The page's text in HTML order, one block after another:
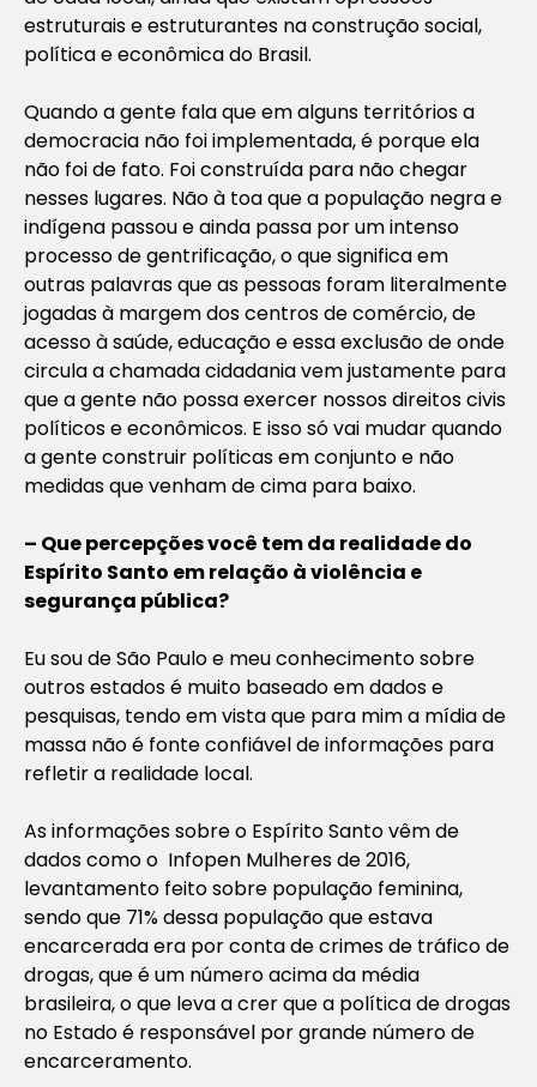
estruturais e estruturantes na construção social,
política e econômica do Brasil.
Quando a gente fala que em alguns territórios a
democracia não foi implementada, é porque ela
não foi de fato. Foi construída para não chegar
nesses lugares. Não à toa que a população negra e
indígena passou e ainda passa por um intenso
processo de gentrificação, o que significa em
outras palavras que as pessoas foram literalmente
jogadas à margem dos centros de comércio, de
acesso à saúde, educação e essa exclusão de onde
circula a chamada cidadania vem justamente para
que a gente não possa exercer nossos direitos civis
políticos e econômicos. E isso só vai mudar quando
a gente construir políticas em conjunto e não
medidas que venham de cima para baixo.
– Que percepções você tem da realidade do
Espírito Santo em relação à violência e
segurança pública?
Eu sou de São Paulo e meu conhecimento sobre
outros estados é muito baseado em dados e
pesquisas, tendo em vista que para mim a mídia de
massa não é fonte confiável de informações para
refletir a realidade local.
As informações sobre o Espírito Santo vêm de
dados como o Infopen Mulheres de 2016,
levantamento feito sobre população feminina,
sendo que 71% dessa população que estava
encarcerada era por conta de crimes de tráfico de
drogas, que é um número acima da média
brasileira, o que leva a crer que a política de drogas
no Estado é responsável por grande número de
encarceramento.